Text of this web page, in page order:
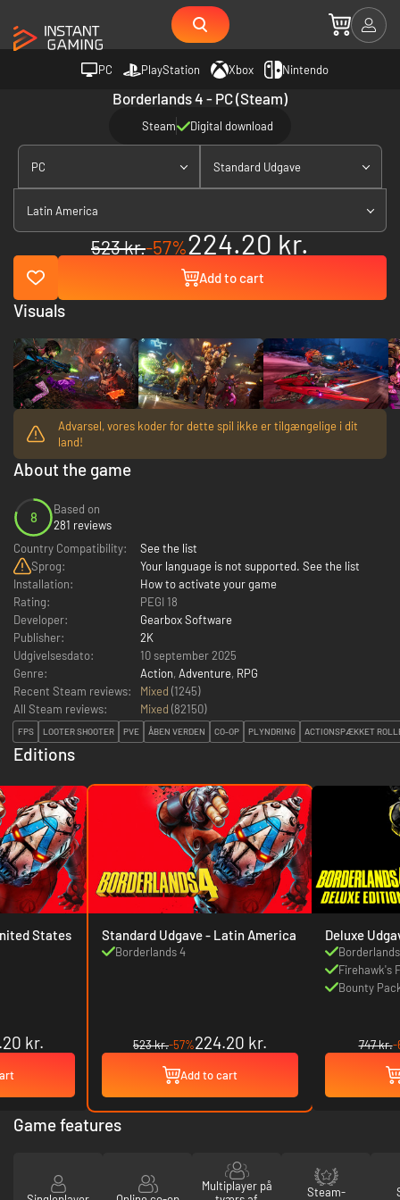
PC PlayStation Xbox Nintendo
Borderlands 4 - PC (Steam)
Steam Digital download
PC Standard Udgave
Latin America
523 kr.-57%224.20 kr.
Add to cart
Advarsel, vores koder for dette spil ikke er tilgængelige i dit
land!
About the game
8
Based on
281 reviews
Country Compatibility:
See the list
Sprog:
Your language is not supported. See the list
Installation:
How to activate your game
Rating:
PEGI 18
Developer:
Gearbox Software
Publisher:
2K
Udgivelsesdato:
10 september 2025
Genre:
Action, Adventure, RPG
Recent Steam reviews:
Mixed (1245)
All Steam reviews:
Mixed (82150)
FPS LOOTER SHOOTER PVE ÅBEN VERDEN CO-OP PLYNDRING ACTIONSPÆKKET
Editions
Udgave - United States
kr.
Standard Udgave - Latin America
Borderlands 4
523 kr.-57%224.20 kr.
Add to cart
Deluxe
Firehawk's
Bounty
747 kr.-
Visuals
Game features
Multiplayer på
Steam-